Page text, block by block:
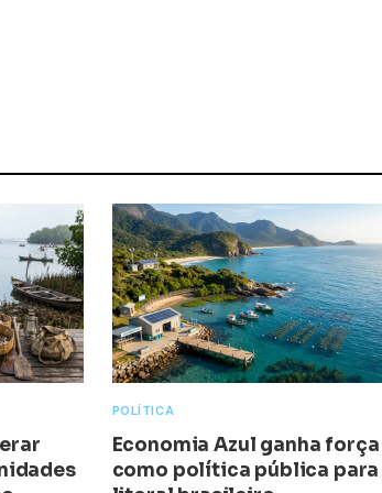
POLÍTICA
Economia Azul ganha força
como política pública para